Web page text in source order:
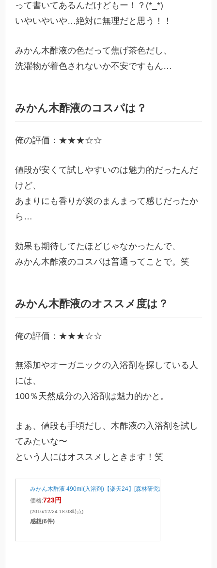
って書いてあるんだけどもー！？(*_*)
いやいやいや…絶対に無理だと思う！！
みかん木酢液の色だって焦げ茶色だし、
洗濯物が着色されないか不安ですもん…
みかん木酢液のコスパは？
俺の評価：★★★☆☆
値段が安くて試しやすいのは魅力的だったんだ
けど、
あまりにも香りが炭のまんまって感じだったか
ら…
効果も期待してたほどじゃなかったんで、
みかん木酢液のコスパは普通ってことで。笑
みかん木酢液のオススメ度は？
俺の評価：★★★☆☆
無添加やオーガニックの入浴剤を探している人
には、
100％天然成分の入浴剤は魅力的かと。
まぁ、値段も手頃だし、木酢液の入浴剤を試し
てみたいな〜
という人にはオススメしときます！笑
みかん木酢液 490ml(入浴剤)【楽天24】[森林研究所 入浴用木酢液]
価格:723円
(2016/12/24 18:03時点)
感想(6件)